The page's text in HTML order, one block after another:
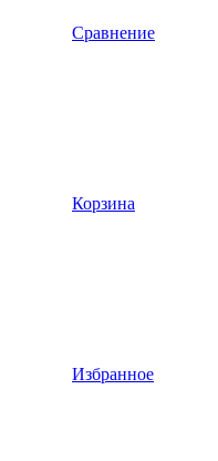
Сравнение
Корзина
Избранное